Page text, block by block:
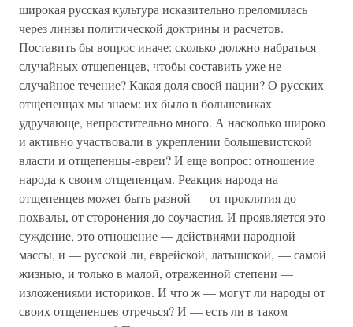
широкая русская культура исказительно преломилась
через линзы политической доктрины и расчетов.
Поставить бы вопрос иначе: сколько должно набраться
случайных отщепенцев, чтобы составить уже не
случайное течение? Какая доля своей нации? О русских
отщепенцах мы знаем: их было в большевиках
удручающе, непростительно много. А насколько широко
и активно участвовали в укреплении большевистской
власти и отщепенцы-евреи? И еще вопрос: отношение
народа к своим отщепенцам. Реакция народа на
отщепенцев может быть разной — от проклятия до
похвалы, от сторонения до соучастия. И проявляется это
суждение, это отношение — действиями народной
массы, и — русской ли, еврейской, латышской, — самой
жизнью, и только в малой, отраженной степени —
изложениями историков. И что ж — могут ли народы от
своих отщепенцев отречься? И — есть ли в таком